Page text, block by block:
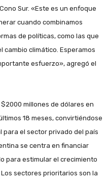
Sur. «Este es un enfoque
cuando combinamos
de políticas, como las que
climático. Esperamos
esfuerzo», agregó el
millones de dólares en
18 meses, convirtiéndose
el sector privado del país
se centra en financiar
para estimular el crecimiento
sectores prioritarios son la